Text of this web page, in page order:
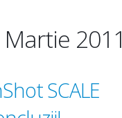
2011
SCALE